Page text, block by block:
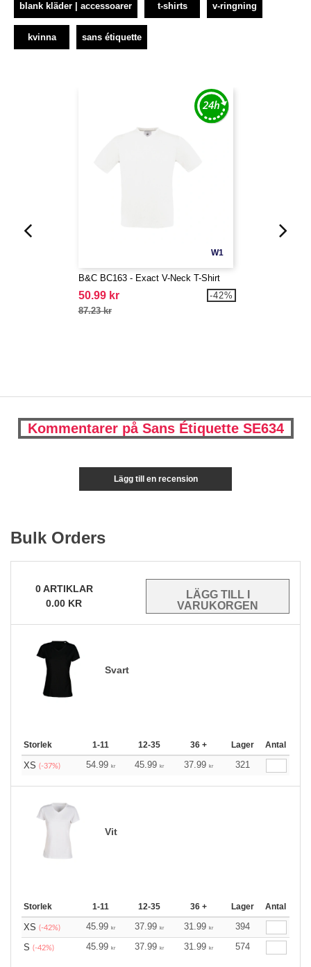
blank kläder | accessoarer t-shirts v-ringning
kvinna sans étiquette
W1
B&C BC163 - Exact V-Neck T-Shirt
50.99 kr
87.23 kr
-42%
Kommentarer på Sans Étiquette SE634
Lägg till en recension
Bulk Orders
0ARTIKLAR
0.00 KR
Svart
Storlek 1-11 12-35 36 + Lager Antal
XS (-37%) 54.99 kr 45.99 kr 37.99 kr 321
Vit
Storlek 1-11 12-35 36 + Lager Antal
XS (-42%) 45.99 kr 37.99 kr 31.99 kr
394
S (-42%) 45.99 kr 37.99 kr 31.99 kr 574